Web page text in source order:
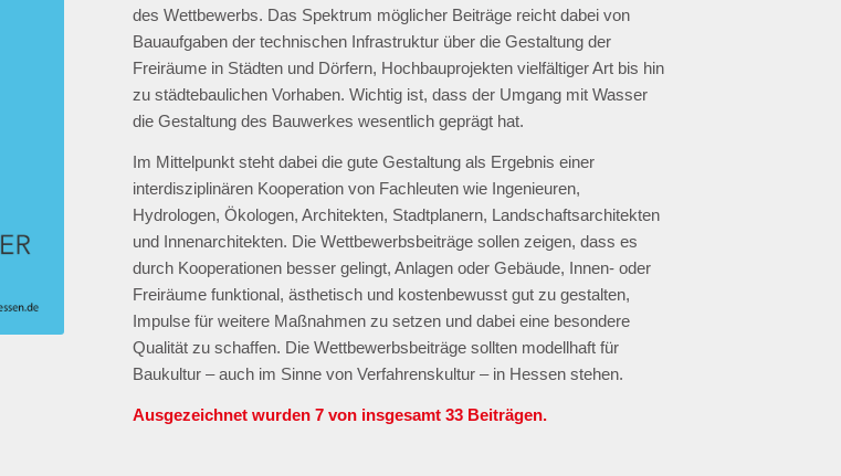
des Wettbewerbs. Das Spektrum möglicher Beiträge reicht dabei von
Bauaufgaben der technischen Infrastruktur über die Gestaltung der
Freiräume in Städten und Dörfern, Hochbauprojekten vielfältiger Art bis hin
zu städtebaulichen Vorhaben. Wichtig ist, dass der Umgang mit Wasser
die Gestaltung des Bauwerkes wesentlich geprägt hat.
Im Mittelpunkt steht dabei die gute Gestaltung als Ergebnis einer
interdisziplinären Kooperation von Fachleuten wie Ingenieuren,
Hydrologen, Ökologen, Architekten, Stadtplanern, Landschaftsarchitekten
und Innenarchitekten. Die Wettbewerbsbeiträge sollen zeigen, dass es
durch Kooperationen besser gelingt, Anlagen oder Gebäude, Innen- oder
Freiräume funktional, ästhetisch und kostenbewusst gut zu gestalten,
Impulse für weitere Maßnahmen zu setzen und dabei eine besondere
Qualität zu schaffen. Die Wettbewerbsbeiträge sollten modellhaft für
Baukultur – auch im Sinne von Verfahrenskultur – in Hessen stehen.
Ausgezeichnet wurden 7 von insgesamt 33 Beiträgen.